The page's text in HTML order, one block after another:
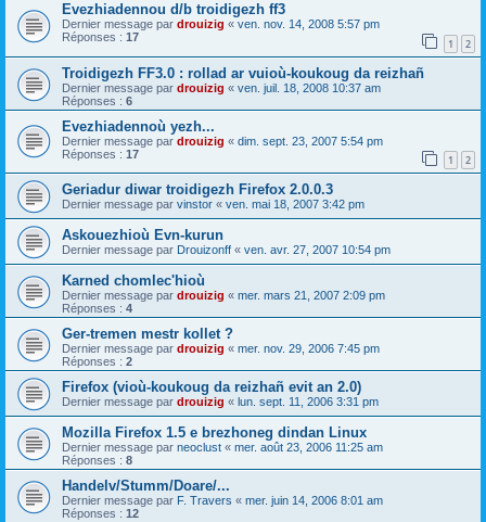
Evezhiadennou d/b troidigezh ff3
Dernier message par drouizig « ven. nov. 14, 2008 5:57 pm
Réponses : 17 1 2
Troidigezh FF3.0 : rollad ar vuioù-koukoug da reizhañ
Dernier message par drouizig « ven. juil. 18, 2008 10:37 am
Réponses : 6
Evezhiadennoù yezh...
Dernier message par drouizig « dim. sept. 23, 2007 5:54 pm
Réponses : 17 1 2
Geriadur diwar troidigezh Firefox 2.0.0.3
Dernier message par vinstor « ven. mai 18, 2007 3:42 pm
Askouezhioù Evn-kurun
Dernier message par Drouizonff « ven. avr. 27, 2007 10:54 pm
Karned chomlec'hioù
Dernier message par drouizig « mer. mars 21, 2007 2:09 pm
Réponses : 4
Ger-tremen mestr kollet ?
Dernier message par drouizig « mer. nov. 29, 2006 7:45 pm
Réponses : 2
Firefox (vioù-koukoug da reizhañ evit an 2.0)
Dernier message par drouizig « lun. sept. 11, 2006 3:31 pm
Mozilla Firefox 1.5 e brezhoneg dindan Linux
Dernier message par neoclust « mer. août 23, 2006 11:25 am
Réponses : 8
Handelv/Stumm/Doare/...
Dernier message par F. Travers « mer. juin 14, 2006 8:01 am
Réponses : 12